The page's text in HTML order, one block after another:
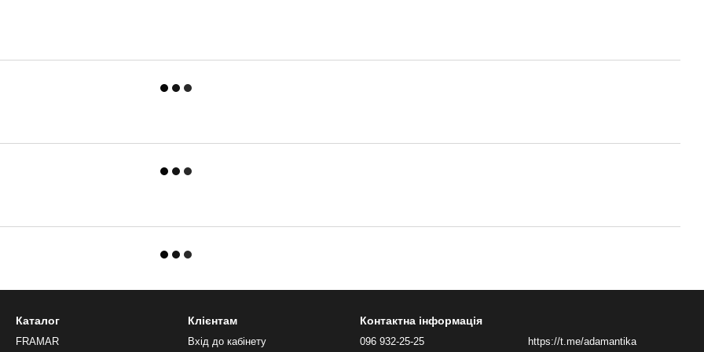
Каталог
FRAMAR
Клієнтам
Вхід до кабінету
Контактна інформація
096 932-25-25 https://t.me/adamantika